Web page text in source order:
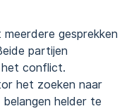
gesprekken
partijen
conflict.
het zoeken naar
helder te